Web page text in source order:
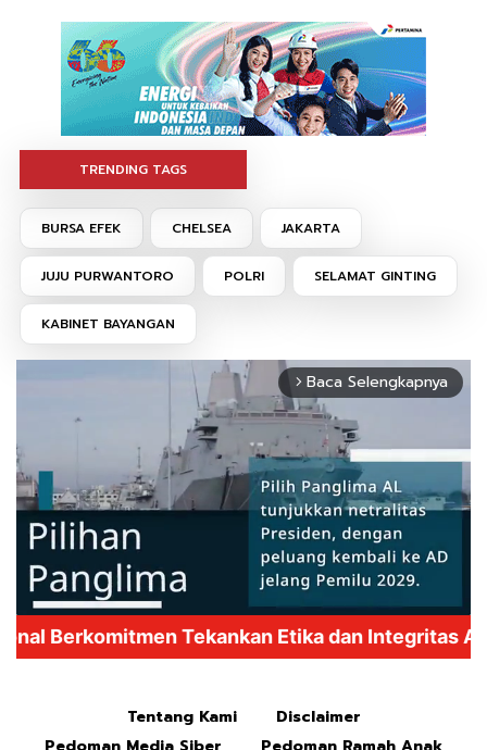
TRENDING TAGS
BURSA EFEK CHELSEA JAKARTA
JUJU PURWANTORO POLRI SELAMAT GINTING
KABINET BAYANGAN
arrow_forward_ios Baca Selengkapnya
Tentang Kami
Disclaimer